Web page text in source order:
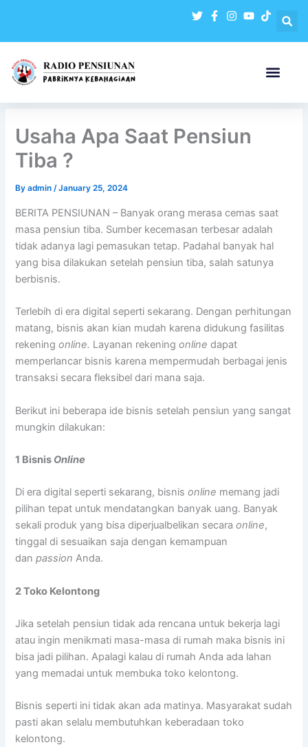
content
Usaha Apa Saat Pensiun
Tiba ?
Byadmin/January 25, 2024
BERITA PENSIUNAN – Banyak orang merasa cemas saat
masa pensiun tiba. Sumber kecemasan terbesar adalah
tidak adanya lagi pemasukan tetap. Padahal banyak hal
yang bisa dilakukan setelah pensiun tiba, salah satunya
berbisnis.
Terlebih di era digital seperti sekarang. Dengan perhitungan
matang, bisnis akan kian mudah karena didukung fasilitas
rekeningonline. Layanan rekeningonlinedapat
memperlancar bisnis karena mempermudah berbagai jenis
transaksi secara fleksibel dari mana saja.
Berikut ini beberapa ide bisnis setelah pensiun yang sangat
mungkin dilakukan:
1 Bisnis Online
Di era digital seperti sekarang, bisnisonline memang jadi
pilihan tepat untuk mendatangkan banyak uang. Banyak
sekali produk yang bisa diperjualbelikan secaraonline,
tinggal di sesuaikan saja dengan kemampuan
danpassionAnda.
2Toko Kelontong
Jika setelah pensiun tidak ada rencana untuk bekerja lagi
atau ingin menikmati masa-masa di rumah maka bisnis ini
bisa jadi pilihan. Apalagi kalau di rumah Anda ada lahan
yang memadai untuk membuka toko kelontong.
Bisnis seperti ini tidak akan ada matinya. Masyarakat sudah
pasti akan selalu membutuhkan keberadaan toko
kelontong.